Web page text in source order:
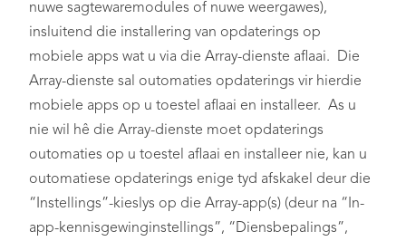
nuwe sagtewaremodules of nuwe weergawes),
insluitend die installering van opdaterings op
mobiele apps wat u via die Array-dienste aflaai. Die
Array-dienste sal outomaties opdaterings vir hierdie
mobiele apps op u toestel aflaai en installeer. As u
nie wil hê die Array-dienste moet opdaterings
outomaties op u toestel aflaai en installeer nie, kan u
outomatiese opdaterings enige tyd afskakel deur die
“Instellings”-kieslys op die Array-app(s) (deur na “In-
app-kennisgewinginstellings”, “Diensbepalings”,